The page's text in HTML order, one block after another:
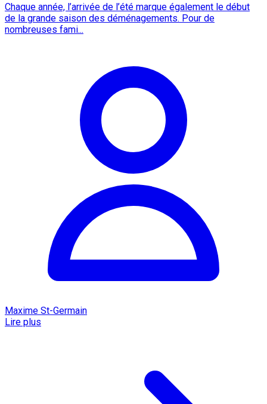
Chaque année, l’arrivée de l’été marque également le début
de la grande saison des déménagements. Pour de
nombreuses fami...
Maxime St-Germain
Lire plus